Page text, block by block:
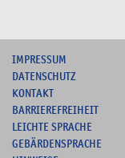
IMPRESSUM
DATENSCHUTZ
KONTAKT
BARRIEREFREIHEIT
LEICHTE SPRACHE
GEBÄRDENSPRACHE